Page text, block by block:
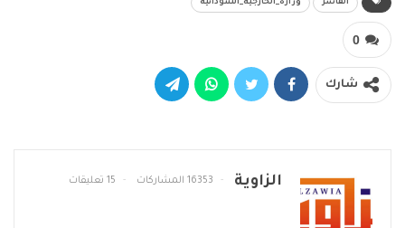
الفاشر وزارة_الخارجية_السودانية
0
شارك
الزاوية 16353 المشاركات 15 تعليقات